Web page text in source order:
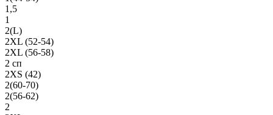
1,5
1
2(L)
2XL (52-54)
2XL (56-58)
2 сп
2XS (42)
2(60-70)
2(56-62)
2